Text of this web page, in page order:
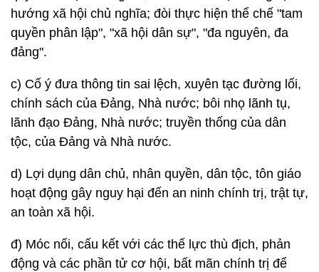
hướng xã hội chủ nghĩa; đòi thực hiện thể chế "tam
quyền phân lập", "xã hội dân sự", "đa nguyên, đa
đảng".
c) Cố ý đưa thông tin sai lệch, xuyên tạc đường lối,
chính sách của Đảng, Nhà nước; bôi nhọ lãnh tụ,
lãnh đạo Đảng, Nhà nước; truyền thống của dân
tộc, của Đảng và Nhà nước.
d) Lợi dụng dân chủ, nhân quyền, dân tộc, tôn giáo
hoạt động gây nguy hại đến an ninh chính trị, trật tự,
an toàn xã hội.
đ) Móc nối, cấu kết với các thế lực thù địch, phản
động và các phần tử cơ hội, bất mãn chính trị để